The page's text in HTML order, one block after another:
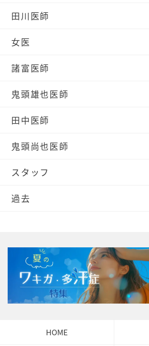
田川医師
女医
諸富医師
鬼頭雄也医師
田中医師
鬼頭尚也医師
スタッフ
過去
HOME